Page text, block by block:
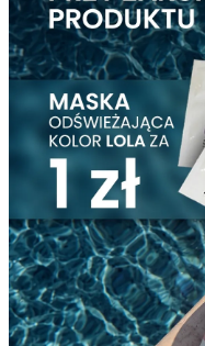
Matowe pasty -
Coraz większą
zapewniają fryzurze
błyszczenia się. To
preferujących
pomady są szczególnie
cienkich lub średniej
zwiększyć objętość
ułatwiają modelowanie
Charakterystyczną cechą
efekt dry look. Włosy
strukturę i nie sprawiają
Dzięki temu fryzura
pozostaje pod kontrolą